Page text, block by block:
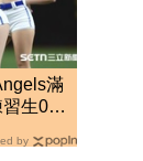
滿
生0收
by